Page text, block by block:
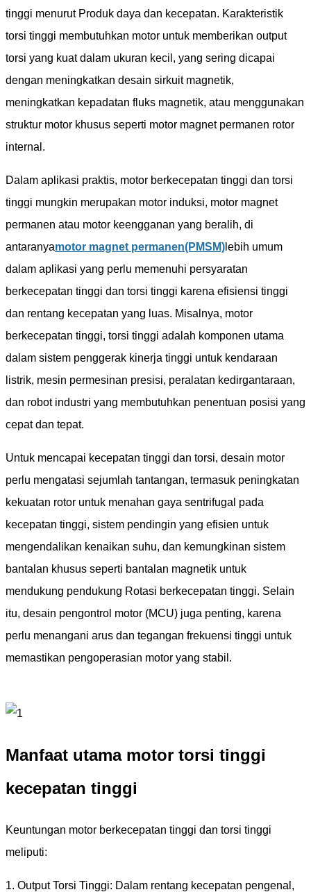
tinggi menurut Produk daya dan kecepatan. Karakteristik
torsi tinggi membutuhkan motor untuk memberikan output
torsi yang kuat dalam ukuran kecil, yang sering dicapai
dengan meningkatkan desain sirkuit magnetik,
meningkatkan kepadatan fluks magnetik, atau menggunakan
struktur motor khusus seperti motor magnet permanen rotor
internal.
Dalam aplikasi praktis, motor berkecepatan tinggi dan torsi
tinggi mungkin merupakan motor induksi, motor magnet
permanen atau motor keengganan yang beralih, di
antaranyamotor magnet permanen(PMSM) lebih umum
dalam aplikasi yang perlu memenuhi persyaratan
berkecepatan tinggi dan torsi tinggi karena efisiensi tinggi
dan rentang kecepatan yang luas. Misalnya, motor
berkecepatan tinggi, torsi tinggi adalah komponen utama
dalam sistem penggerak kinerja tinggi untuk kendaraan
listrik, mesin permesinan presisi, peralatan kedirgantaraan,
dan robot industri yang membutuhkan penentuan posisi yang
cepat dan tepat.
Untuk mencapai kecepatan tinggi dan torsi, desain motor
perlu mengatasi sejumlah tantangan, termasuk peningkatan
kekuatan rotor untuk menahan gaya sentrifugal pada
kecepatan tinggi, sistem pendingin yang efisien untuk
mengendalikan kenaikan suhu, dan kemungkinan sistem
bantalan khusus seperti bantalan magnetik untuk
mendukung pendukung Rotasi berkecepatan tinggi. Selain
itu, desain pengontrol motor (MCU) juga penting, karena
perlu menangani arus dan tegangan frekuensi tinggi untuk
memastikan pengoperasian motor yang stabil.
Manfaat utama motor torsi tinggi
kecepatan tinggi
Keuntungan motor berkecepatan tinggi dan torsi tinggi
meliputi:
1. Output Torsi Tinggi: Dalam rentang kecepatan pengenal,